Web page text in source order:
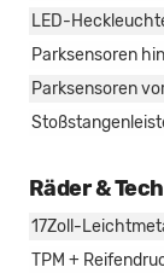
LED-
Parksensoren
Parksensoren
Räder &
17Zoll-
TPM +